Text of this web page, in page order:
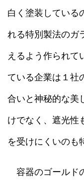
白く塗装している
れる特別製法のガ
えるよう作られて
ている企業は１社
合いと神秘的な美
けでなく、遮光性
を受けにくいのも
容器のゴールド